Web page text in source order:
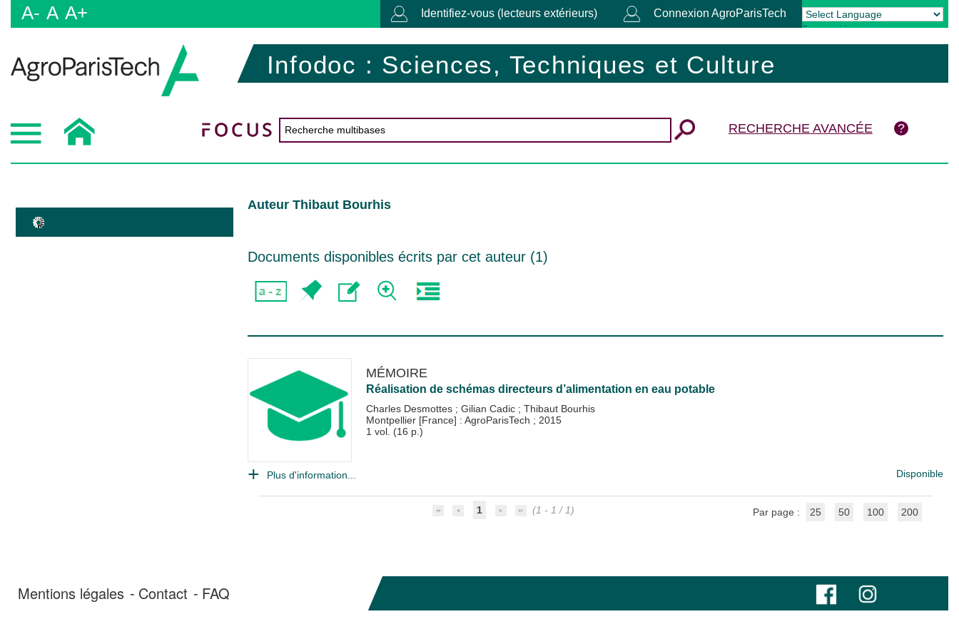
A- A A+ Identifiez-vous (lecteurs extérieurs) Connexion AgroParisTech
Powered by Translate
Infodoc : Sciences, Techniques et Culture
RECHERCHE AVANCÉE
Auteur Thibaut Bourhis
Documents disponibles écrits par cet auteur (1)
MÉMOIRE
Réalisation de schémas directeurs d’alimentation en eau potable
Charles Desmottes ; Gilian Cadic ; Thibaut Bourhis
Montpellier [France] : AgroParisTech ; 2015
1 vol. (16 p.)
Plus d'information... Disponible
1 (1 - 1 / 1) Par page : 25 50 100 200
Mentions légales Contact FAQ